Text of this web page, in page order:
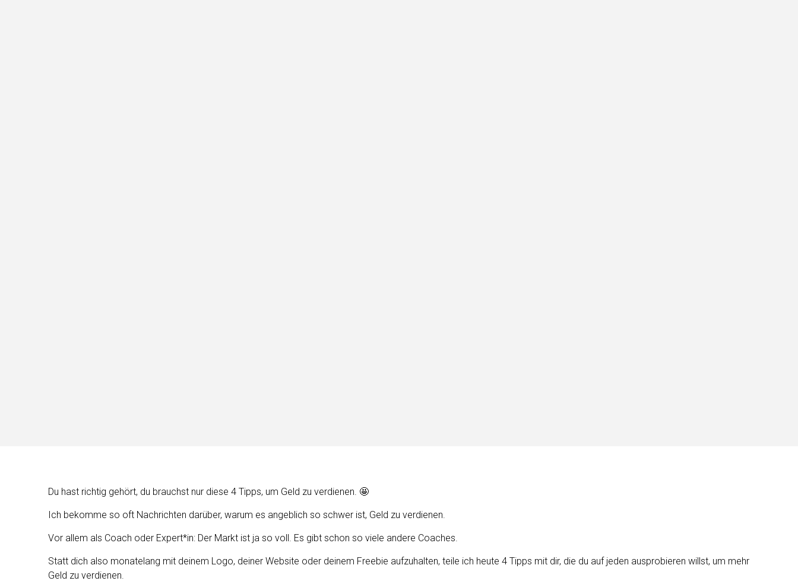
Du hast richtig gehört, du brauchst nur diese 4 Tipps, um Geld zu verdienen. 🤩
Ich bekomme so oft Nachrichten darüber, warum es angeblich so schwer ist, Geld zu verdienen.
Vor allem als Coach oder Expert*in: Der Markt ist ja so voll. Es gibt schon so viele andere Coaches.
Statt dich also monatelang mit deinem Logo, deiner Website oder deinem Freebie aufzuhalten, teile ich heute 4 Tipps mit dir, die du auf jeden ausprobieren willst, um mehr
Geld zu verdienen.